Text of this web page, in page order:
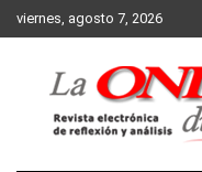
Skip
to
viernes, agosto 7, 2026